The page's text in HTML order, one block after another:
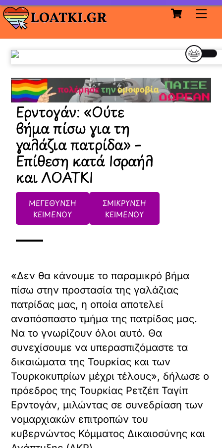
Skip
to
content
Cart
Ερντογάν: «Ούτε
βήμα πίσω για τη
γαλάζια πατρίδα» –
Επίθεση κατά Ισραήλ
και ΛΟΑΤΚΙ
ΜΕΓΕΘΥΝΣΗ
ΚΕΙΜΕΝΟΥ
ΣΜΙΚΡΥΝΣΗ
ΚΕΙΜΕΝΟΥ
«Δεν θα κάνουμε το παραμικρό βήμα
πίσω στην προστασία της γαλάζιας
πατρίδας μας, η οποία αποτελεί
αναπόσπαστο τμήμα της πατρίδας μας.
Να το γνωρίζουν όλοι αυτό. Θα
συνεχίσουμε να υπερασπιζόμαστε τα
δικαιώματα της Τουρκίας και των
Τουρκοκυπρίων μέχρι τέλους», δήλωσε ο
πρόεδρος της Τουρκίας Ρετζέπ Ταγίπ
Ερντογάν, μιλώντας σε συνεδρίαση των
νομαρχιακών επιτροπών του
κυβερνώντος Κόμματος Δικαιοσύνης και